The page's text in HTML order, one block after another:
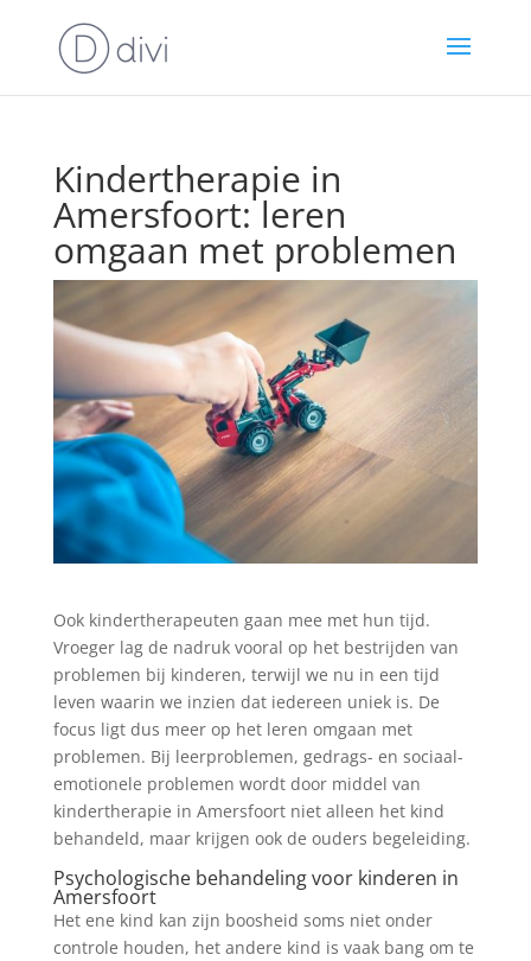
Kindertherapie in
Amersfoort: leren
omgaan met problemen
Ook kindertherapeuten gaan mee met hun tijd.
Vroeger lag de nadruk vooral op het bestrijden van
problemen bij kinderen, terwijl we nu in een tijd
leven waarin we inzien dat iedereen uniek is. De
focus ligt dus meer op het leren omgaan met
problemen. Bij leerproblemen, gedrags- en sociaal-
emotionele problemen wordt door middel van
kindertherapie in Amersfoort niet alleen het kind
behandeld, maar krijgen ook de ouders begeleiding.
Psychologische behandeling voor kinderen in
Amersfoort
Het ene kind kan zijn boosheid soms niet onder
controle houden, het andere kind is vaak bang om te